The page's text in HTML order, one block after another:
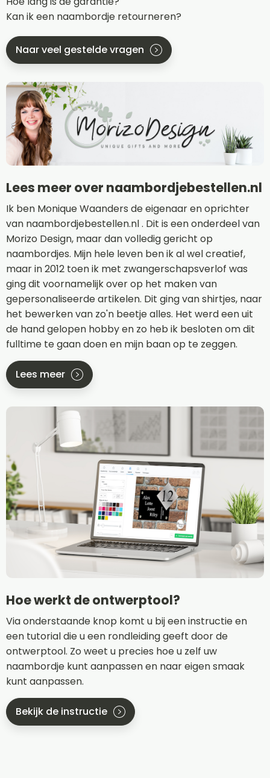
Kan ik een naambordje retourneren?
Naar veel gestelde vragen
Lees meer over naambordjebestellen.nl
Ik ben Monique Waanders de eigenaar en oprichter
van naambordjebestellen.nl . Dit is een onderdeel van
Morizo Design, maar dan volledig gericht op
naambordjes. Mijn hele leven ben ik al wel creatief,
maar in 2012 toen ik met zwangerschapsverlof was
ging dit voornamelijk over op het maken van
gepersonaliseerde artikelen. Dit ging van shirtjes, naar
het bewerken van zo'n beetje alles. Het werd een uit
de hand gelopen hobby en zo heb ik besloten om dit
fulltime te gaan doen en mijn baan op te zeggen.
Lees meer
Hoe werkt de ontwerptool?
Via onderstaande knop komt u bij een instructie en
een tutorial die u een rondleiding geeft door de
ontwerptool. Zo weet u precies hoe u zelf uw
naambordje kunt aanpassen en naar eigen smaak
kunt aanpassen.
Bekijk de instructie